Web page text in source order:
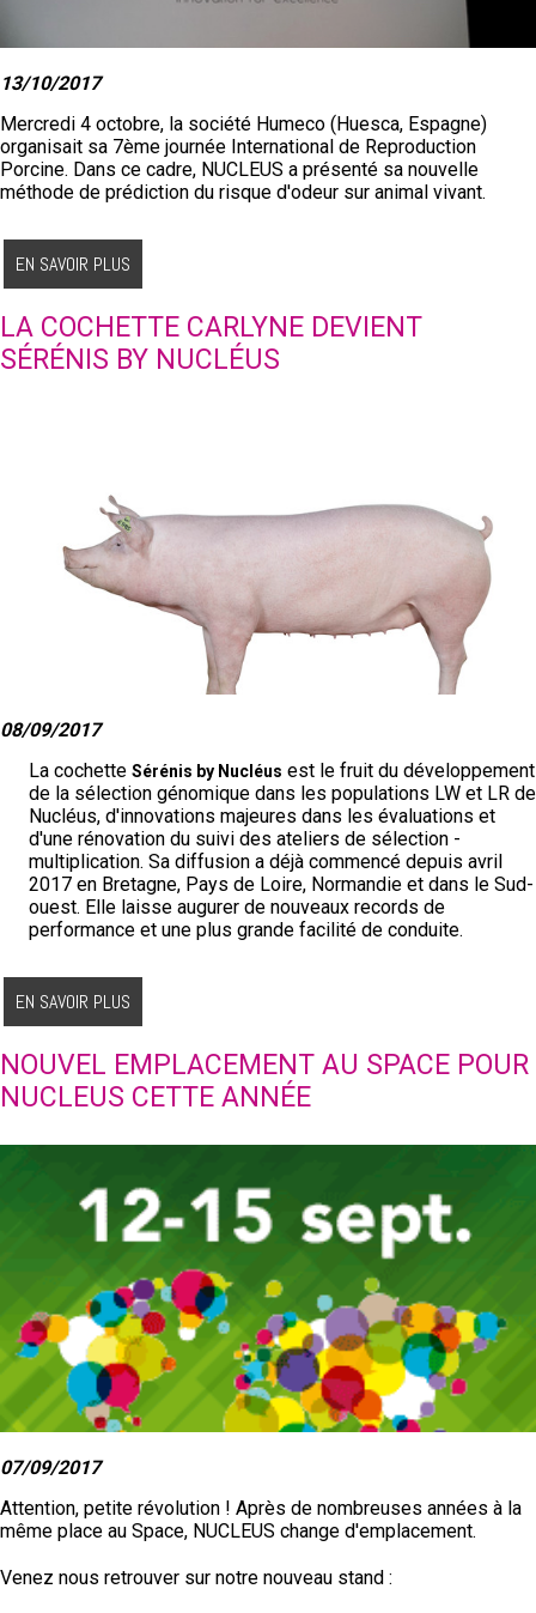
13/10/2017
Mercredi 4 octobre, la société Humeco (Huesca, Espagne)
organisait sa 7ème journée International de Reproduction
Porcine. Dans ce cadre, NUCLEUS a présenté sa nouvelle
méthode de prédiction du risque d'odeur sur animal vivant.
EN SAVOIR PLUS
LA COCHETTE CARLYNE DEVIENT
SÉRÉNIS BY NUCLÉUS
08/09/2017
La cochette Sérénis by Nucléus est le fruit du développement
de la sélection génomique dans les populations LW et LR de
Nucléus, d'innovations majeures dans les évaluations et
d'une rénovation du suivi des ateliers de sélection -
multiplication. Sa diffusion a déjà commencé depuis avril
2017 en Bretagne, Pays de Loire, Normandie et dans le Sud-
ouest. Elle laisse augurer de nouveaux records de
performance et une plus grande facilité de conduite.
EN SAVOIR PLUS
NOUVEL EMPLACEMENT AU SPACE POUR
NUCLEUS CETTE ANNÉE
07/09/2017
Attention, petite révolution ! Après de nombreuses années à la
même place au Space, NUCLEUS change d'emplacement.
Venez nous retrouver sur notre nouveau stand :